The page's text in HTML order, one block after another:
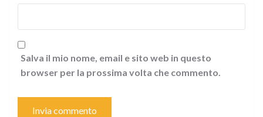
Salva il mio nome, email e sito web in questo
browser per la prossima volta che commento.